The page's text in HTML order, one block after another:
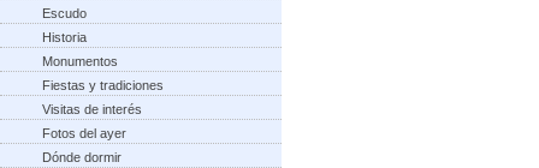
Escudo
Historia
Monumentos
Fiestas y tradiciones
Visitas de interés
Fotos del ayer
Dónde dormir